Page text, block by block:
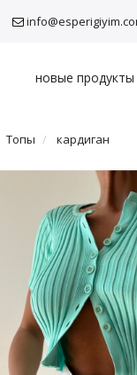
новые продукты
Топы кардиган